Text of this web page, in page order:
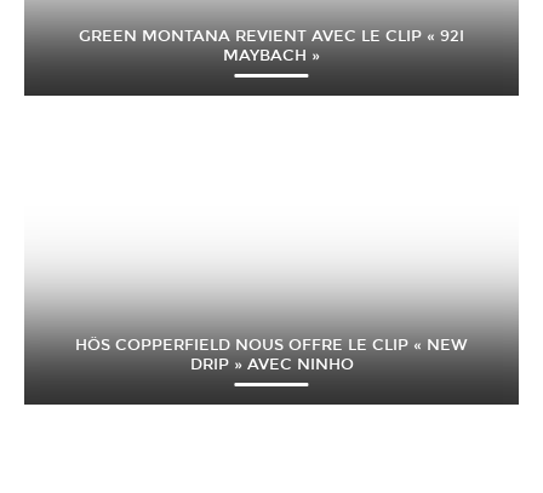
GREEN MONTANA REVIENT AVEC LE CLIP « 92I
MAYBACH »
HÖS COPPERFIELD NOUS OFFRE LE CLIP « NEW
DRIP » AVEC NINHO